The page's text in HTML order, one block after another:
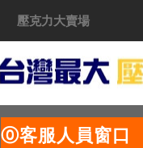
壓克力大賣場
⓪客服人員窗口